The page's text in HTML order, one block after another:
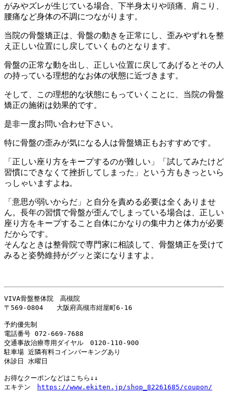
がみやズレが生じている場合、下半身太りや頭痛、肩こり、
腰痛など身体の不調につながります。
当院の骨盤矯正は、骨盤の動きを正常にし、歪みやずれを整
え正しい位置にし戻していくものとなります。
骨盤の正常な動を出し、正しい位置に戻してあげるとその人
の持っている理想的なお体の状態に近づきます。
そして、この理想的な状態にもっていくことに、当院の骨盤
矯正の施術は効果的です。
是非一度お問い合わせ下さい。
特に骨盤の歪みが気になる人は骨盤矯正もおすすめです。
「正しい座り方をキープするのが難しい」「試してみたけど
習慣にできなくて挫折してしまった」という方もきっといら
っしゃいますよね。
「意思が弱いからだ」と自分を責める必要は全くありませ
ん。長年の習慣で骨盤が歪んでしまっている場合は、正しい
座り方をキープすること自体にかなりの集中力と体力が必要
だからです。
そんなときは整骨院で専門家に相談して、骨盤矯正を受けて
みると姿勢維持がグッと楽になりますよ。
VIVA骨盤整体院　高槻院
〒569-0804　　大阪府高槻市紺屋町6-16
予約優先制
電話番号 072-669-7688
交通事故治療専用ダイヤル 0120-110-900
駐車場 近隣有料コインパーキングあり
休診日 水曜日
お得なクーポンなどはこちら↓↓
エキテン
https://www.ekiten.jp/shop_82261685/coupon/